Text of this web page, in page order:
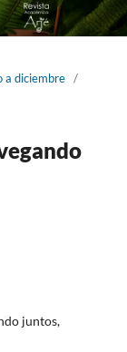
a diciembre /
juntos,